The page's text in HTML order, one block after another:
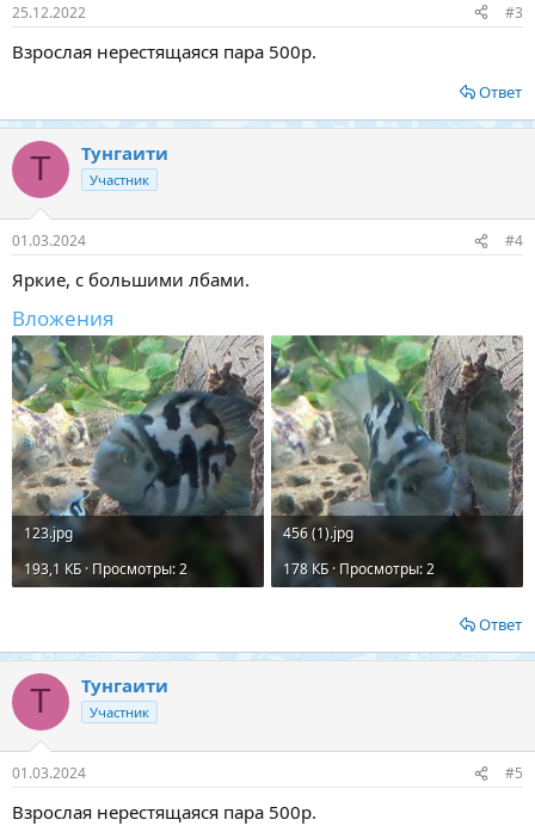
25.12.2022 #3
Взрослая нерестящаяся пара 500р.
Ответ
Т Тунгаити
Участник
01.03.2024 #4
Яркие, с большими лбами.
Вложения
123.jpg
193,1 КБ · Просмотры: 2
456 (1).jpg
178 КБ · Просмотры: 2
Ответ
Т Тунгаити
Участник
01.03.2024 #5
Взрослая нерестящаяся пара 500р.